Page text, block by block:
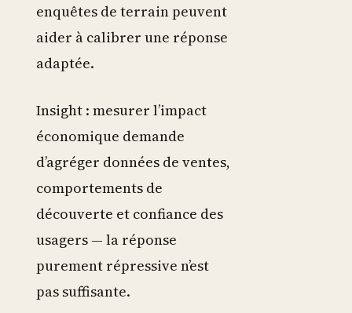
enquêtes de terrain peuvent
aider à calibrer une réponse
adaptée.
Insight : mesurer l’impact
économique demande
d’agréger données de ventes,
comportements de
découverte et confiance des
usagers — la réponse
purement répressive n’est
pas suffisante.